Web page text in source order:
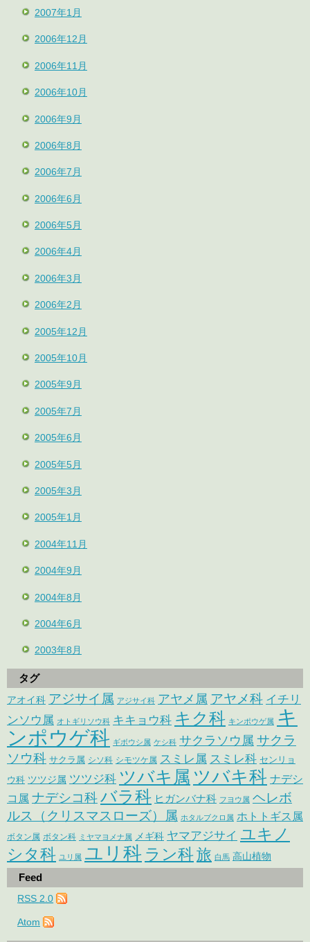
2007年1月
2006年12月
2006年11月
2006年10月
2006年9月
2006年8月
2006年7月
2006年6月
2006年5月
2006年4月
2006年3月
2006年2月
2005年12月
2005年10月
2005年9月
2005年7月
2005年6月
2005年5月
2005年3月
2005年1月
2004年11月
2004年9月
2004年8月
2004年6月
2003年8月
タグ
アオイ科 アジサイ属 アジサイ科 アヤメ属 アヤメ科 イチリ
ンソウ属 オトギリソウ科 キキョウ科 キク科 キンポウゲ属 キ
ンポウゲ科 ギボウシ属 ケシ科 サクラソウ属 サクラ
ソウ科 サクラ属 シソ科 シモツケ属 スミレ属 スミレ科 センリョ
ウ科 ツツジ属 ツツジ科 ツバキ属 ツバキ科 ナデシ
コ属 ナデシコ科バラ科 ヒガンバナ科 フヨウ属 ヘレボ
ルス（クリスマスローズ）属 ホタルブクロ属 ホトトギス属
ボタン属 ボタン科 ミヤマヨメナ属 メギ科 ヤマアジサイ ユキノ
シタ科 ユリ属 ユリ科 ラン科旅 白馬 高山植物
Feed
RSS 2.0
Atom